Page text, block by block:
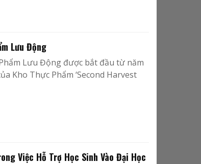
Lưu Động
Lưu Động được bắt đầu từ năm
Kho Thực Phẩm ‘Second Harvest
Việc Hỗ Trợ Học Sinh Vào Đại Học